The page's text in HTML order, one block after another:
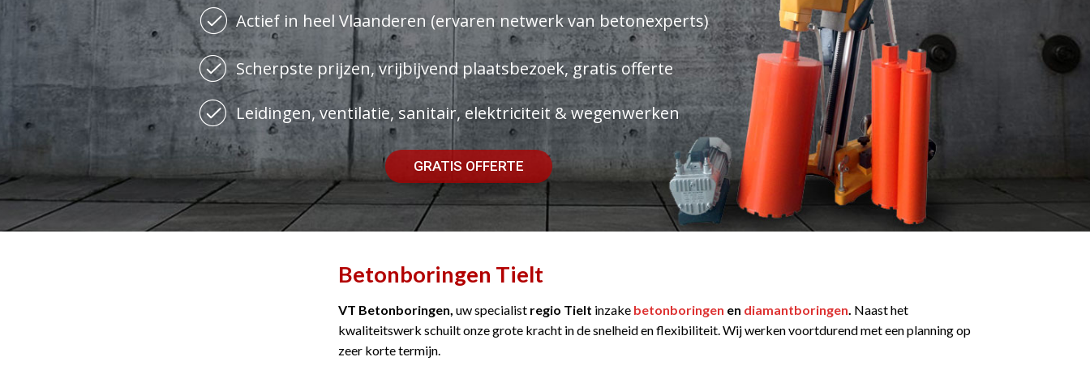
Actief in heel Vlaanderen (ervaren netwerk van betonexperts)
Scherpste prijzen, vrijbijvend plaatsbezoek, gratis offerte
Leidingen, ventilatie, sanitair, elektriciteit & wegenwerken
GRATIS OFFERTE
Betonboringen Tielt
VT Betonboringen, uw specialist regio Tielt inzake betonboringen en diamantboringen Naast het
kwaliteitswerk schuilt onze grote kracht in de snelheid en flexibiliteit. Wij werken voortdurend met een planning op
zeer korte termijn.